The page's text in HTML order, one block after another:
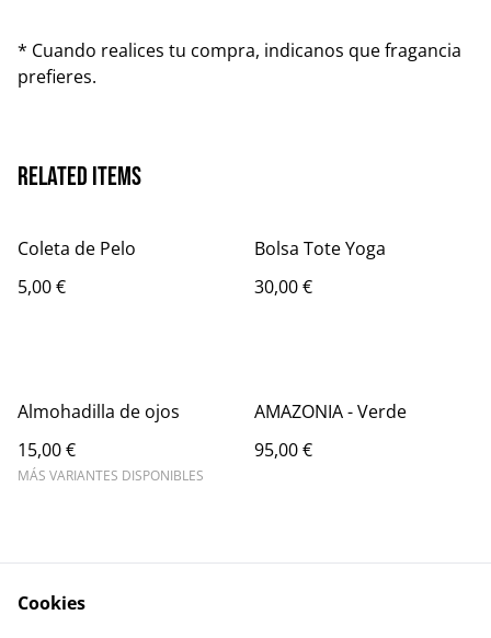
* Cuando realices tu compra, indicanos que fragancia
prefieres.
Related items
Coleta de Pelo
5,00 €
Bolsa Tote Yoga
30,00 €
Almohadilla de ojos
15,00 €
MÁS VARIANTES DISPONIBLES
AMAZONIA - Verde
95,00 €
Cookies